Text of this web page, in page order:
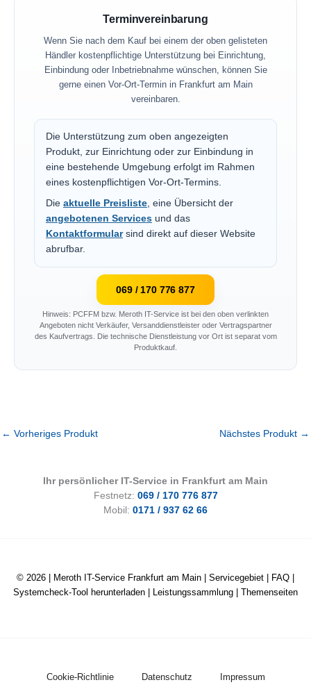
Terminvereinbarung
Wenn Sie nach dem Kauf bei einem der oben gelisteten
Händler kostenpflichtige Unterstützung bei Einrichtung,
Einbindung oder Inbetriebnahme wünschen, können Sie
gerne einen Vor-Ort-Termin in Frankfurt am Main
vereinbaren.
Die Unterstützung zum oben angezeigten
Produkt, zur Einrichtung oder zur Einbindung in
eine bestehende Umgebung erfolgt im Rahmen
eines kostenpflichtigen Vor-Ort-Termins.
Die aktuelle Preisliste, eine Übersicht der
angebotenen Services und das
Kontaktformularsind direkt auf dieser Website
abrufbar.
069 / 170 776 877
Hinweis: PCFFM bzw. Meroth IT-Service ist bei den oben verlinkten
Angeboten nicht Verkäufer, Versanddienstleister oder Vertragspartner
des Kaufvertrags. Die technische Dienstleistung vor Ort ist separat vom
Produktkauf.
← Vorheriges Produkt Nächstes Produkt →
Ihr persönlicher IT-Service in Frankfurt am Main
Festnetz: 069 / 170 776 877
Mobil: 0171 / 937 62 66
© 2026 | Meroth IT-Service Frankfurt am Main Servicegebiet FAQ
Systemcheck-Tool herunterladen
Leistungssammlung Themenseiten
Cookie-Richtlinie Datenschutz Impressum